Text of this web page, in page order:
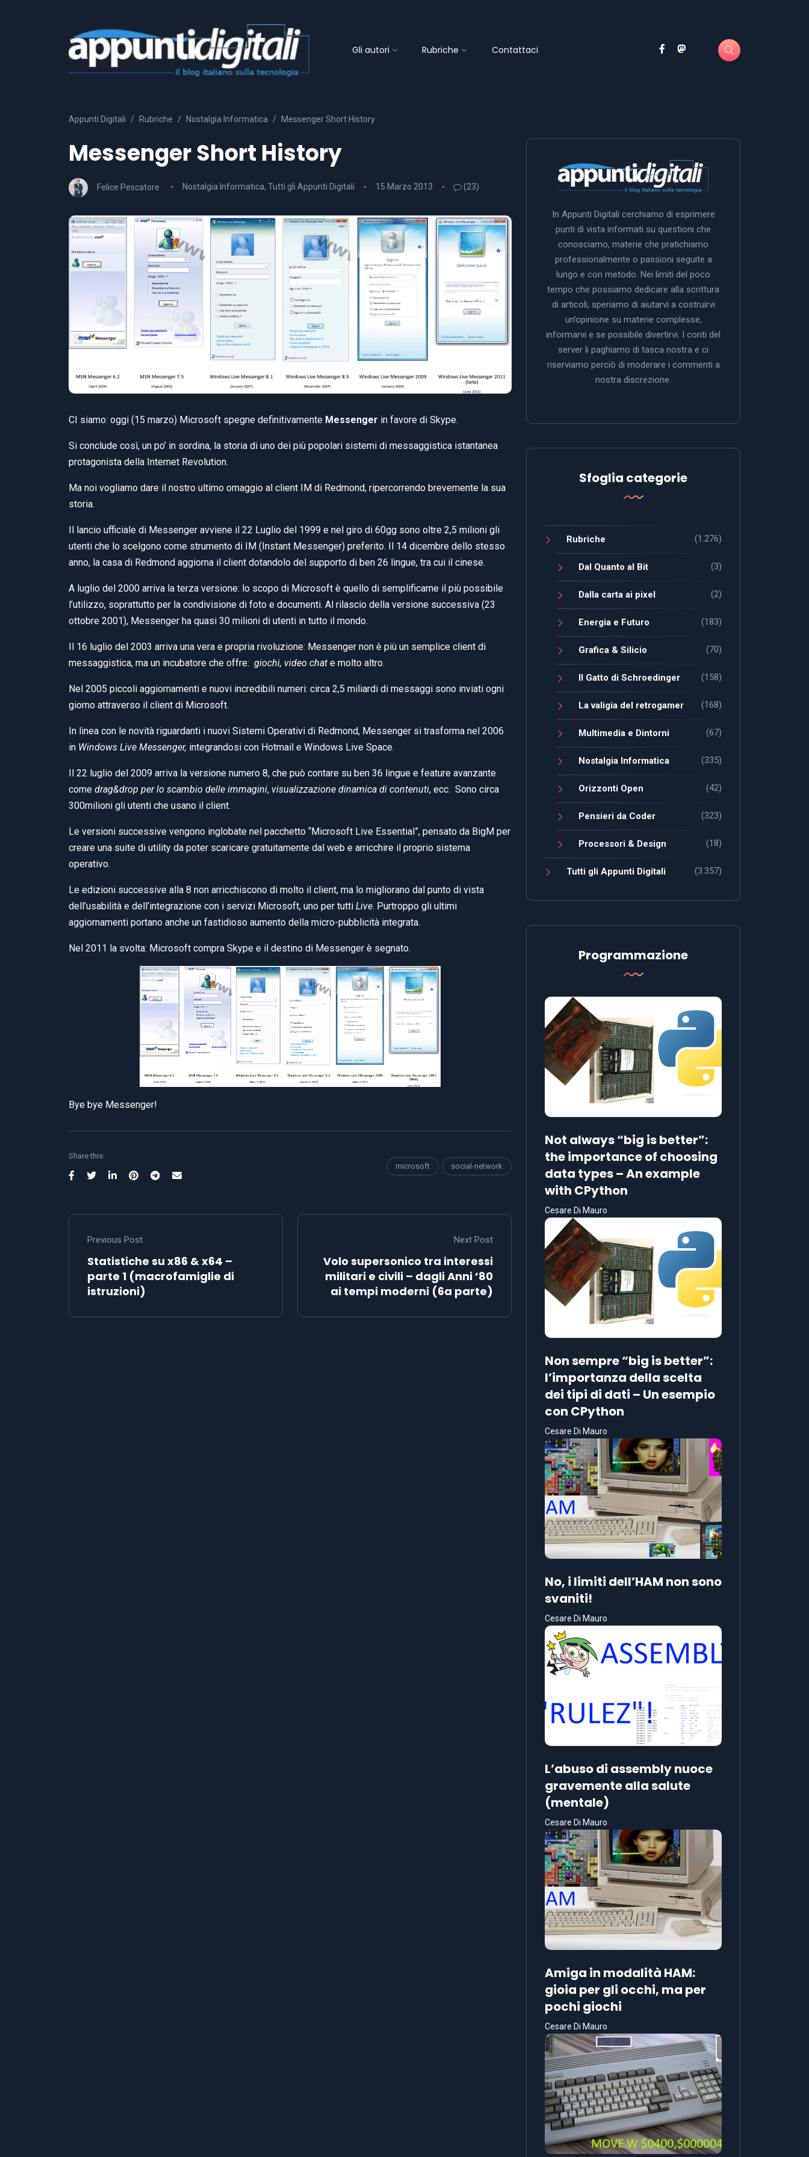
Gli autori Rubriche Contattaci
Appunti Digitali Rubriche Nostalgia Informatica Messenger Short History
Messenger Short History
Felice Pescatore Nostalgia Informatica, Tutti gli Appunti Digitali 15 Marzo 2013 (23)
CI siamo: oggi (15 marzo) Microsoft spegne definitivamente Messenger in favore di Skype.
Si conclude così, un po’ in sordina, la storia di uno dei più popolari sistemi di messaggistica istantanea
protagonista della Internet Revolution.
Ma noi vogliamo dare il nostro ultimo omaggio al client IM di Redmond, ripercorrendo brevemente la sua
storia.
Il lancio ufficiale di Messenger avviene il 22 Luglio del 1999 e nel giro di 60gg sono oltre 2,5 milioni gli
utenti che lo scelgono come strumento di IM (Instant Messenger) preferito. Il 14 dicembre dello stesso
anno, la casa di Redmond aggiorna il client dotandolo del supporto di ben 26 lingue, tra cui il cinese.
A luglio del 2000 arriva la terza versione: lo scopo di Microsoft è quello di semplificarne il più possibile
l’utilizzo, soprattutto per la condivisione di foto e documenti. Al rilascio della versione successiva (23
ottobre 2001), Messenger ha quasi 30 milioni di utenti in tutto il mondo.
Il 16 luglio del 2003 arriva una vera e propria rivoluzione: Messenger non è più un semplice client di
messaggistica, ma un incubatore che offre: giochi, video chat e molto altro.
Nel 2005 piccoli aggiornamenti e nuovi incredibili numeri: circa 2,5 miliardi di messaggi sono inviati ogni
giorno attraverso il client di Microsoft.
In linea con le novità riguardanti i nuovi Sistemi Operativi di Redmond, Messenger si trasforma nel 2006
in Windows Live Messenger, integrandosi con Hotmail e Windows Live Space.
Il 22 luglio del 2009 arriva la versione numero 8, che può contare su ben 36 lingue e feature avanzante
come drag&drop per lo scambio delle immagini, visualizzazione dinamica di contenuti, ecc. Sono circa
300milioni gli utenti che usano il client.
Le versioni successive vengono inglobate nel pacchetto “Microsoft Live Essential”, pensato da BigM per
creare una suite di utility da poter scaricare gratuitamente dal web e arricchire il proprio sistema
operativo.
Le edizioni successive alla 8 non arricchiscono di molto il client, ma lo migliorano dal punto di vista
dell’usabilità e dell’integrazione con i servizi Microsoft, uno per tutti Live. Purtroppo gli ultimi
aggiornamenti portano anche un fastidioso aumento della micro-pubblicità integrata.
Nel 2011 la svolta: Microsoft compra Skype e il destino di Messenger è segnato.
Bye bye Messenger!
Share this:
microsoft
social-network
Previous Post
Statistiche su x86 & x64 –
parte 1 (macrofamiglie di
istruzioni)
Next Post
Volo supersonico tra interessi
militari e civili – dagli Anni ’80
ai tempi moderni (6a parte)
In Appunti Digitali cerchiamo di esprimere
punti di vista informati su questioni che
conosciamo, materie che pratichiamo
professionalmente o passioni seguite a
lungo e con metodo. Nei limiti del poco
tempo che possiamo dedicare alla scrittura
di articoli, speriamo di aiutarvi a costruirvi
un’opinione su materie complesse,
informarvi e se possibile divertirvi. I conti del
server li paghiamo di tasca nostra e ci
riserviamo perciò di moderare i commenti a
nostra discrezione.
Sfoglia categorie
Rubriche (1.276)
Dal Quanto al Bit (3)
Dalla carta ai pixel (2)
Energia e Futuro (183)
Grafica & Silicio (70)
Il Gatto di Schroedinger (158)
La valigia del retrogamer (168)
Multimedia e Dintorni (67)
Nostalgia Informatica (335)
Orizzonti Open (42)
Pensieri da Coder (323)
Processori & Design (18)
Tutti gli Appunti Digitali (3.357)
Programmazione
Not always “big is better”:
the importance of choosing
data types – An example
with CPython
Cesare Di Mauro
Non sempre “big is better”:
l’importanza della scelta
dei tipi di dati – Un esempio
con CPython
Cesare Di Mauro
No, i limiti dell’HAM non sono
svaniti!
Cesare Di Mauro
L’abuso di assembly nuoce
gravemente alla salute
(mentale)
Cesare Di Mauro
Amiga in modalità HAM:
gioia per gli occhi, ma per
pochi giochi
Cesare Di Mauro